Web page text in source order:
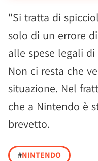
"Si tratta di
solo di un errore
alle spese legali
Non ci resta che
situazione. Nel
che a Nintendo è
brevetto.
#NINTENDO